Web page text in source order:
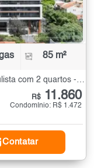
85 m²
R$ 11.860
Condomínio: R$ 1.472
Contatar